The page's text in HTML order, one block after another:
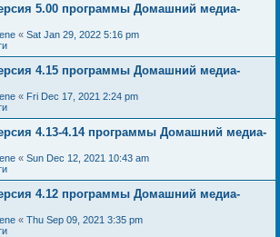
5.00 программы Домашний медиа-
« Sat Jan 29, 2022 5:16 pm
4.15 программы Домашний медиа-
« Fri Dec 17, 2021 2:24 pm
4.13-4.14 программы Домашний медиа-
« Sun Dec 12, 2021 10:43 am
4.12 программы Домашний медиа-
« Thu Sep 09, 2021 3:35 pm